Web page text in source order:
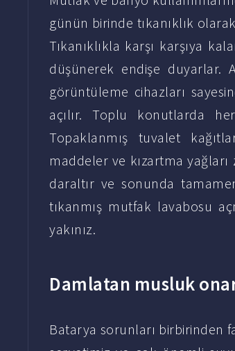
günün birinde tıkanıklık
Tıkanıklıkla karşı karşıya
düşünerek endişe duyarlar.
görüntüleme cihazları
açılır. Toplu konutlarda
Topaklanmış tuvalet
maddeler ve kızartma
daraltır ve sonunda
tıkanmış mutfak lavabosu
yakınız.
Damlatan musluk
Batarya sorunları birbirinden